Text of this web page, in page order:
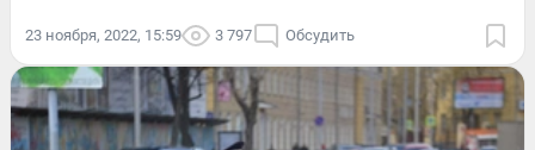
23 ноября, 2022, 15:59 3 797 Обсудить